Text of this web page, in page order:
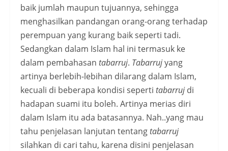
baik jumlah maupun tujuannya, sehingga
menghasilkan pandangan orang-orang terhadap
perempuan yang kurang baik seperti tadi.
Sedangkan dalam Islam hal ini termasuk ke
dalam pembahasan tabarruj. Tabarrujyang
artinya berlebih-lebihan dilarang dalam Islam,
kecuali di beberapa kondisi seperti tabarrujdi
hadapan suami itu boleh. Artinya merias diri
dalam Islam itu ada batasannya. Nah..yang mau
tahu penjelasan lanjutan tentangtabarruj
silahkan di cari tahu, karena disini penjelasan